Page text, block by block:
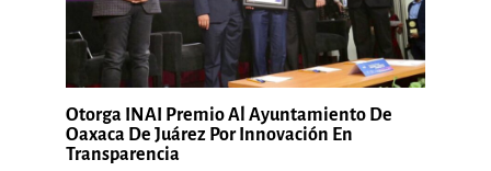
Otorga INAI Premio Al Ayuntamiento De
Oaxaca De Juárez Por Innovación En
Transparencia